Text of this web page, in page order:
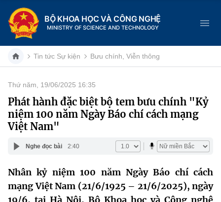
BỘ KHOA HỌC VÀ CÔNG NGHỆ
MINISTRY OF SCIENCE AND TECHNOLOGY
Danh mục
Trang chủ
Cơ cấu tổ chức
Khoa học và Công nghệ
Dịch vụ công
Tin tức Sự kiện Bưu chính, Viễn thông
Thứ năm, 19/06/2025 16:35
Phát hành đặc biệt bộ tem bưu chính "Kỷ
niệm 100 năm Ngày Báo chí cách mạng
Việt Nam"
Nghe đọc bài 2:40
Nhân kỷ niệm 100 năm Ngày Báo chí cách
mạng Việt Nam (21/6/1925 – 21/6/2025), ngày